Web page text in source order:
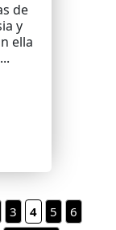
de
y
ella
3 4 5
6